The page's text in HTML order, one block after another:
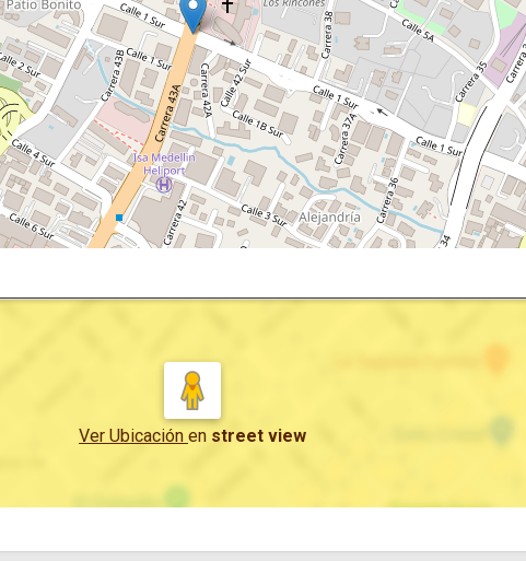
Ver Ubicación en street view